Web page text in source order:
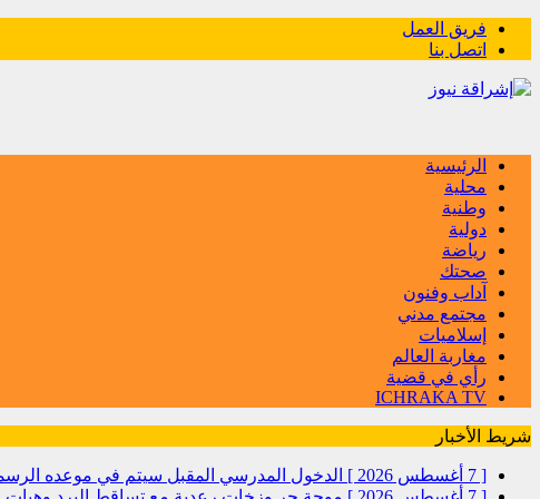
فريق العمل
اتصل بنا
الرئيسية
محلية
وطنية
دولية
رياضة
صحتك
آداب وفنون
مجتمع مدني
إسلاميات
مغاربة العالم
رأي في قضية
ICHRAKA TV
شريط الأخبار
[ 7 أغسطس 2026 ] الدخول المدرسي المقبل سیتم في موعده الرسمي